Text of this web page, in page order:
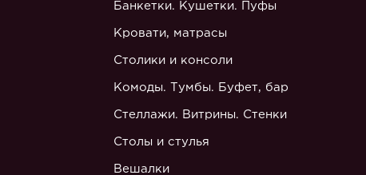
Банкетки. Кушетки. Пуфы
Кровати, матрасы
Столики и консоли
Комоды. Тумбы. Буфет, бар
Стеллажи. Витрины. Стенки
Столы и стулья
Вешалки